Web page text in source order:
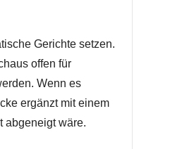
Gerichte setzen.
offen für
Wenn es
ergänzt mit einem
abgeneigt wäre.